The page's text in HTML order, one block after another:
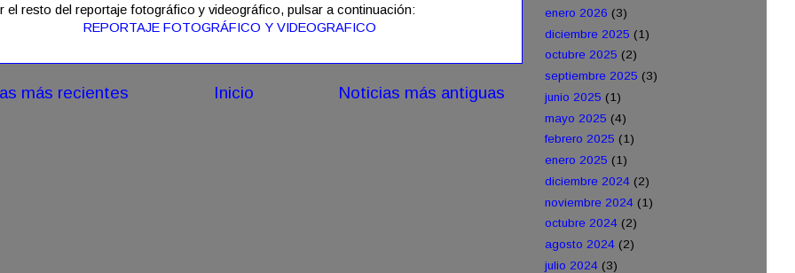
el resto del reportaje fotográfico y videográfico, pulsar a continuación:
REPORTAJE FOTOGRÁFICO Y VIDEOGRAFICO
más recientes Noticias más antiguas
Inicio
enero 2026 (3)
diciembre 2025 (1)
octubre 2025 (2)
septiembre 2025 (3)
junio 2025 (1)
mayo 2025 (4)
febrero 2025 (1)
enero 2025 (1)
diciembre 2024 (2)
noviembre 2024 (1)
octubre 2024 (2)
agosto 2024 (2)
julio 2024 (3)